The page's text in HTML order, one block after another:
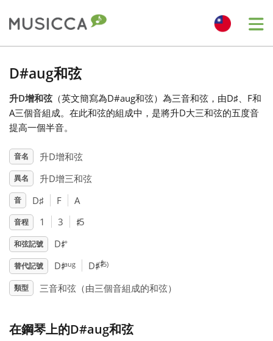
Български
Deutsch
English
Español
한국어
D#aug和弦
升D增和弦 （英文簡寫為D#aug和弦）為三音和弦，由D♯、F和
A三個音組成。在此和弦的組成中，是將升D大三和弦的五度音
提高一個半音。
音名 升D增和弦
異名 升D增三和弦
音 D♯ F A
音程 1 3 ♯5
和弦記號 D♯+
替代記號 D♯aug D♯(♯5)
類型 三音和弦（由三個音組成的和弦）
在鋼琴上的D#aug和弦